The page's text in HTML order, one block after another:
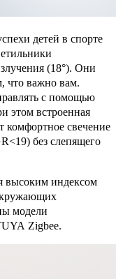
детей в спорте
(18°). Они
что важно вам.
с помощью
этом встроенная
комфортное свечение
без слепящего
высоким индексом
модели
Zigbee.